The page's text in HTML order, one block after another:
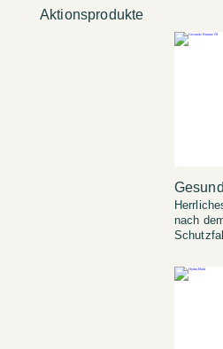
Aktionsprodukte
nach